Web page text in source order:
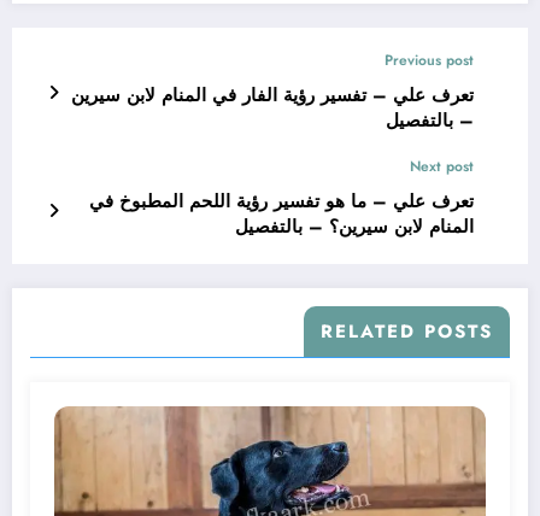
Previous post
تعرف علي – تفسير رؤية الفار في المنام لابن سيرين
– بالتفصيل
Next post
تعرف علي – ما هو تفسير رؤية اللحم المطبوخ في
المنام لابن سيرين؟ – بالتفصيل
RELATED POSTS